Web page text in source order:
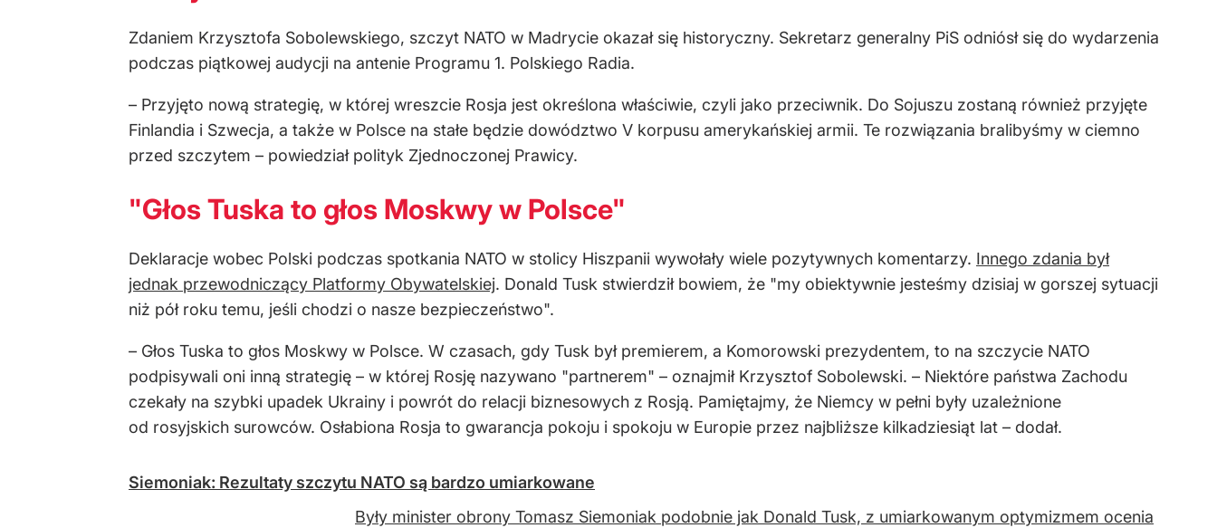
Zdaniem Krzysztofa Sobolewskiego, szczyt NATO w Madrycie okazał się historyczny. Sekretarz generalny PiS odniósł się do wydarzenia
podczas piątkowej audycji na antenie Programu 1. Polskiego Radia.
– Przyjęto nową strategię, w której wreszcie Rosja jest określona właściwie, czyli jako przeciwnik. Do Sojuszu zostaną również przyjęte
Finlandia i Szwecja, a także w Polsce na stałe będzie dowództwo V korpusu amerykańskiej armii. Te rozwiązania bralibyśmy w ciemno
przed szczytem – powiedział polityk Zjednoczonej Prawicy.
"Głos Tuska to głos Moskwy w Polsce"
Deklaracje wobec Polski podczas spotkania NATO w stolicy Hiszpanii wywołały wiele pozytywnych komentarzy. Innego zdania był
jednak przewodniczący Platformy Obywatelskiej. Donald Tusk stwierdził bowiem, że "my obiektywnie jesteśmy dzisiaj w gorszej sytuacji
niż pół roku temu, jeśli chodzi o nasze bezpieczeństwo".
– Głos Tuska to głos Moskwy w Polsce. W czasach, gdy Tusk był premierem, a Komorowski prezydentem, to na szczycie NATO
podpisywali oni inną strategię – w której Rosję nazywano "partnerem" – oznajmił Krzysztof Sobolewski. – Niektóre państwa Zachodu
czekały na szybki upadek Ukrainy i powrót do relacji biznesowych z Rosją. Pamiętajmy, że Niemcy w pełni były uzależnione
od rosyjskich surowców. Osłabiona Rosja to gwarancja pokoju i spokoju w Europie przez najbliższe kilkadziesiąt lat – dodał.
Siemoniak: Rezultaty szczytu NATO są bardzo umiarkowane
Były minister obrony Tomasz Siemoniak podobnie jak Donald Tusk, z umiarkowanym optymizmem ocenia